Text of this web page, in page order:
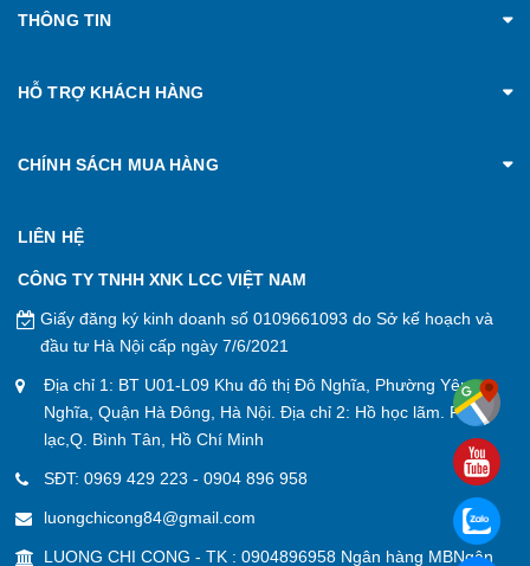
THÔNG TIN
HỖ TRỢ KHÁCH HÀNG
CHÍNH SÁCH MUA HÀNG
LIÊN HỆ
CÔNG TY TNHH XNK LCC VIỆT NAM
Giấy đăng ký kinh doanh số 0109661093 do Sở kế hoạch và
đầu tư Hà Nội cấp ngày 7/6/2021
Địa chỉ 1: BT U01-L09 Khu đô thị Đô Nghĩa, Phường Yên
Nghĩa, Quận Hà Đông, Hà Nội. Địa chỉ 2: Hồ học lãm. P. An
lạc,Q. Bình Tân, Hồ Chí Minh
SĐT: 0969 429 223 - 0904 896 958
luongchicong84@gmail.com
LUONG CHI CONG - TK : 0904896958 Ngân hàng MBNgân